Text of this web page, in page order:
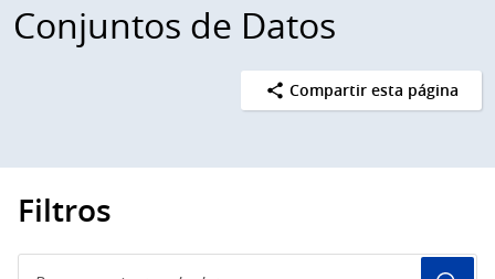
Conjuntos de Datos
Compartir esta página
Filtros